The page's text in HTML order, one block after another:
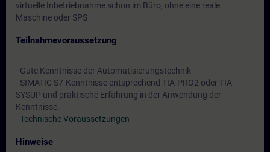
virtuelle Inbetriebnahme schon im Büro, ohne eine reale
Maschine oder SPS
Teilnahmevoraussetzung
- Gute Kenntnisse der Automatisierungstechnik
- SIMATIC S7-Kenntnisse entsprechend TIA-PRO2 oder TIA-
SYSUP und praktische Erfahrung in der Anwendung der
Kenntnisse.
-Technische Voraussetzungen
Hinweise